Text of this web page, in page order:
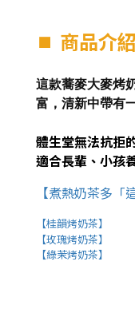
⏹︎ 商品介紹
這款蕎麥大麥烤
富，清新中帶有
體生堂無法抗拒
適合長輩、小孩
【煮熱奶茶多
【桂韻烤奶茶】
【玫瑰烤奶茶】
【綠茉烤奶茶】